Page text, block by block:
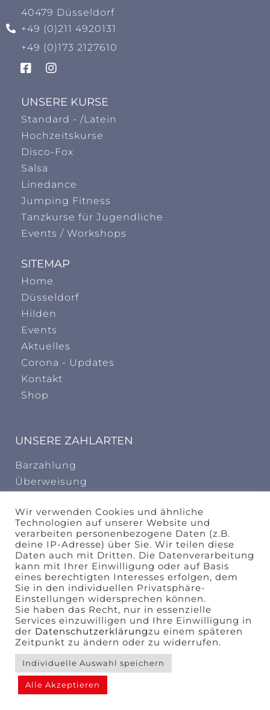
40479 Düsseldorf
+49 (0)211 4920131
+49 (0)173 2127610
SITEMAP
Home
Düsseldorf
Hilden
Events
Aktuelles
Corona - Updates
Kontakt
Shop
UNSERE KURSE
Standard - /Latein
Hochzeitskurse
Disco-Fox
Salsa
Linedance
Jumping Fitness
Tanzkurse für Jugendliche
Events / Workshops
UNSERE ZAHLARTEN
Barzahlung
Überweisung
INFORMATION
AGB
Widerrufungsbelehrung
design by
kuschel-design.com
Agentur für Marken – und Verpackungsdesign
Copyright © 2021-2022 Tanzschule Reichelt | All
Wir verwenden Cookies und ähnliche
Technologien auf unserer Website und
verarbeiten personenbezogene Daten (z.B.
deine IP-Adresse) über Sie. Wir teilen diese
Daten auch mit Dritten. Die Datenverarbeitung
kann mit Ihrer Einwilligung oder auf Basis
eines berechtigten Interesses erfolgen, dem
Sie in den individuellen Privatsphäre-
Einstellungen widersprechen können.
Sie haben das Recht, nur in essenzielle
Services einzuwilligen und Ihre Einwilligung in
der Datenschutzerklärungzu einem späteren
Zeitpunkt zu ändern oder zu widerrufen.
Individuelle Auswahl speichern
Alle Akzeptieren